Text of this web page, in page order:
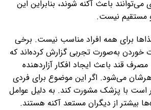
باعث آکنه شوند، بنابراین این
مستقیم نیست.
برای همه افراد مناسب نیست. برخی
خوردن به‌صورت تجربی گزارش کرده‌اند که
مصرف قند باعث ایجاد افکار آزاردهنده
می‌شود. اگر این موضوع برای فردی
است با پزشک مشورت کند. به دلیل عوامل
بیشتر از دیگران مستعد آکنه هستند.